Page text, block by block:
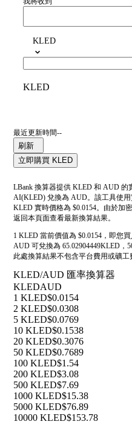
KLED
KLED
最近更新時間--
刷新
立即購買 KLED
LBank 換算器提供 KLED 和 AUD
AI(KLED) 兌換為 AUD。該工具使
KLED 實時價格為 $0.0154。由於加
返回本頁面查看最新換算結果。
1 KLED 當前價值為 $0.0154，即您
AUD 可兌換為 65.02904449KLED，
此處換算結果不包含平台費用或礦工
KLED/AUD 匯率換算器
KLEDAUD
1 KLED$0.0154
2 KLED$0.0308
5 KLED$0.0769
10 KLED$0.1538
20 KLED$0.3076
50 KLED$0.7689
100 KLED$1.54
200 KLED$3.08
500 KLED$7.69
1000 KLED$15.38
5000 KLED$76.89
10000 KLED$153.78